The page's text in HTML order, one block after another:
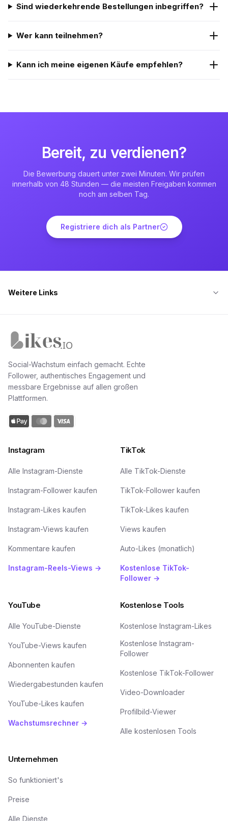
Sind wiederkehrende Bestellungen inbegriffen?
Wer kann teilnehmen?
Kann ich meine eigenen Käufe empfehlen?
Bereit, zu verdienen?
Die Bewerbung dauert unter zwei Minuten. Wir prüfen
innerhalb von 48 Stunden — die meisten Freigaben kommen
noch am selben Tag.
Registriere dich als Partner
Weitere Links
Social-Wachstum einfach gemacht. Echte
Follower, authentisches Engagement und
messbare Ergebnisse auf allen großen
Plattformen.
Instagram
Alle Instagram-Dienste
Instagram-Follower kaufen
Instagram-Likes kaufen
Instagram-Views kaufen
Kommentare kaufen
Instagram-Reels-Views →
TikTok
Alle TikTok-Dienste
TikTok-Follower kaufen
TikTok-Likes kaufen
Views kaufen
Auto-Likes (monatlich)
Kostenlose TikTok-
Follower →
YouTube
Alle YouTube-Dienste
YouTube-Views kaufen
Abonnenten kaufen
Wiedergabestunden kaufen
YouTube-Likes kaufen
Wachstumsrechner →
Kostenlose Tools
Kostenlose Instagram-Likes
Kostenlose Instagram-
Follower
Kostenlose TikTok-Follower
Video-Downloader
Profilbild-Viewer
Alle kostenlosen Tools
Unternehmen
So funktioniert's
Preise
Alle Dienste